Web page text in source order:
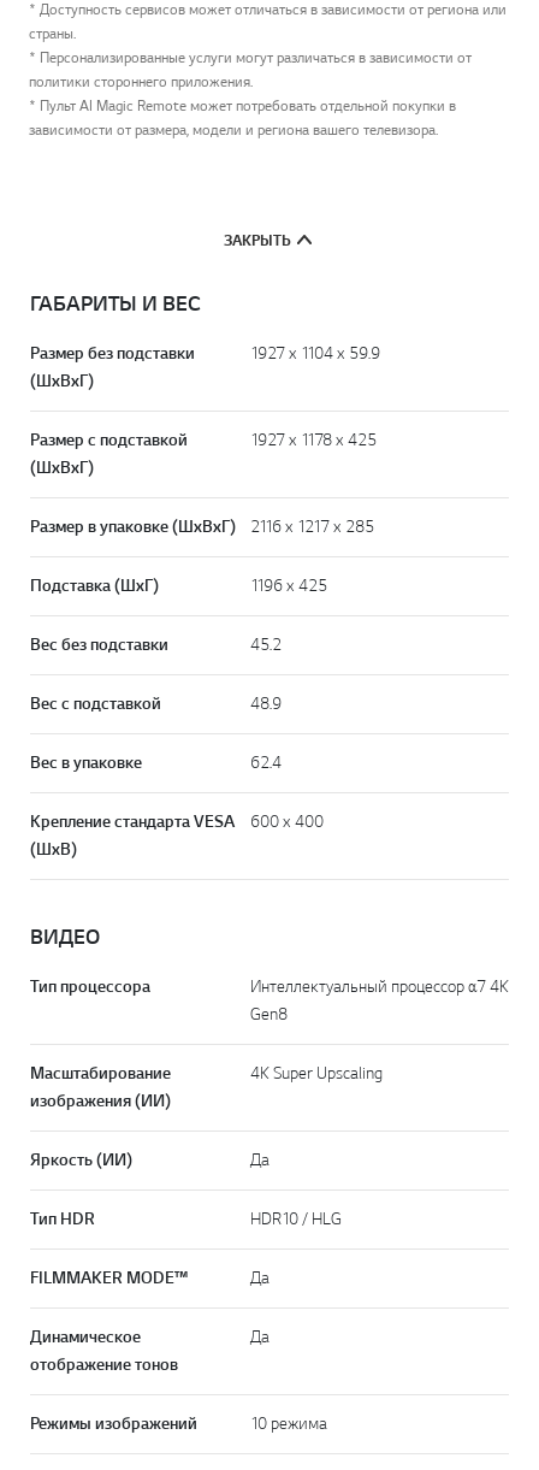
* Доступность сервисов может отличаться в зависимости от региона или
страны.
* Персонализированные услуги могут различаться в зависимости от
политики стороннего приложения.
* Пульт AI Magic Remote может потребовать отдельной покупки в
зависимости от размера, модели и региона вашего телевизора.
ЗАКРЫТЬ
ГАБАРИТЫ И ВЕС
Размер без подставки
(ШxВxГ)
1927 x 1104 x 59.9
Размер с подставкой
(ШxВxГ)
1927 x 1178 x 425
Размер в упаковке (ШxВxГ) 2116 x 1217 x 285
Подставка (ШxГ) 1196 x 425
Вес без подставки 45.2
Вес с подставкой 48.9
Вес в упаковке 62.4
Крепление стандарта VESA
(ШxВ)
600 x 400
ВИДЕО
Тип процессора
Интеллектуальный процессор α7 4K
Gen8
Масштабирование
изображения (ИИ)
4K Super Upscaling
Яркость (ИИ) Да
Тип HDR HDR10 / HLG
FILMMAKER MODE™ Да
Динамическое
отображение тонов
Да
Режимы изображений 10 режима